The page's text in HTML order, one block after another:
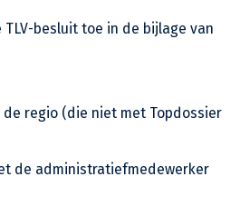
besluit toe in de bijlage van
regio (die niet met Topdossier
de administratiefmedewerker